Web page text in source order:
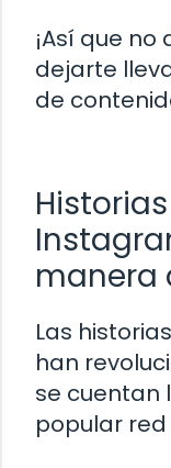
¡Así que
dejarte
de
manera
Las
han
se cuentan
popular red